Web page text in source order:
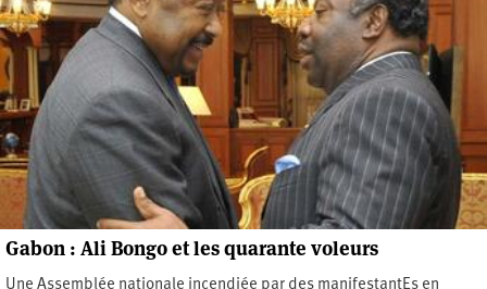
Gabon : Ali Bongo et les quarante voleurs
Une Assemblée nationale incendiée par des manifestantEs en